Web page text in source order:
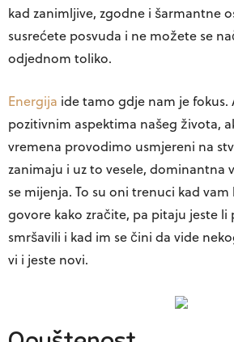
kad zanimljive, zgodne i šarmantne
susrećete posvuda i ne možete se
odjednom toliko.
Energija ide tamo gdje nam je fokus.
pozitivnim aspektima našeg života,
vremena provodimo usmjereni na
zanimaju i uz to vesele, dominantna
se mijenja. To su oni trenuci kad
govore kako zračite, pa pitaju jeste
smršavili i kad im se čini da vide
vi i jeste novi.